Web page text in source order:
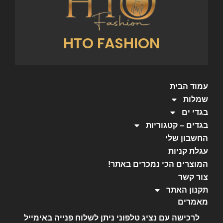
HTO FASHION
עמוד הבית
שמלות
בגדי ים
בגדים – קטגוריות
החשבון שלי
עגלת קניות
המוצרים הכי נמכרים באתר!
צור קשר
תקנון האתר
מאמרים
לרכישה עם נציג טלפוני ניתן לשלוח פנייה באימייל